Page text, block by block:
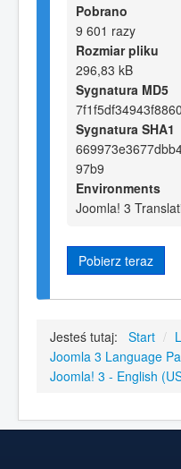
Pobrano
9 601 razy
Rozmiar pliku
296,83 kB
Sygnatura MD5
Sygnatura SHA1
97b9
Environments
Joomla! 3
Pobierz teraz
Jesteś tutaj: Start /
Joomla 3 Language
Joomla! 3 - English